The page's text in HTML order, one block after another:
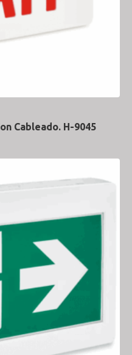
Cableado. H-9045